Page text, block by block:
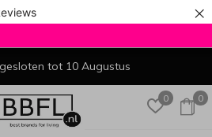
×
0 0
tot 10 Augustus